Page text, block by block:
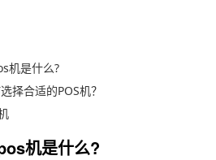
机是什么?
择合适的POS机？
机是什么?